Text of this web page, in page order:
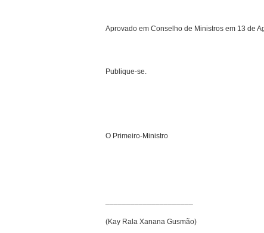
Aprovado em Conselho de Ministros em 13 de
Publique-se.
O Primeiro-Ministro
(Kay Rala Xanana Gusmão)